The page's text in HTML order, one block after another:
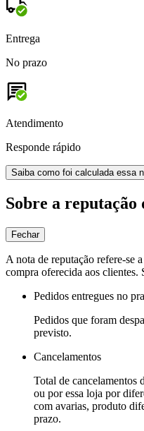
Entrega
No prazo
Atendimento
Responde rápido
Saiba como foi calculada essa
Sobre a reputação
Fechar
A nota de reputação refere-se
compra oferecida aos clientes.
Pedidos entregues no
Pedidos que foram
previsto.
Cancelamentos
Total de cancelamentos
ou por essa loja por
com avarias, produto
prazo.